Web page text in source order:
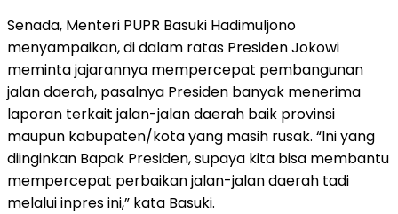
Senada, Menteri PUPR Basuki Hadimuljono
menyampaikan, di dalam ratas Presiden Jokowi
meminta jajarannya mempercepat pembangunan
jalan daerah, pasalnya Presiden banyak menerima
laporan terkait jalan-jalan daerah baik provinsi
maupun kabupaten/kota yang masih rusak. “Ini yang
diinginkan Bapak Presiden, supaya kita bisa membantu
mempercepat perbaikan jalan-jalan daerah tadi
melalui inpres ini,” kata Basuki.